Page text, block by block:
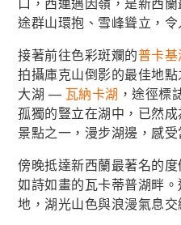
途群山環抱、雪峰聳立，令
接著前往色彩斑斕的普卡基
拍攝庫克山倒影的最佳地
大湖 — 瓦納卡湖 ，途徑標
孤獨的豎立在湖中，已然
景點之一，漫步湖邊，感
傍晚抵達新西蘭最著名的
如詩如畫的瓦卡蒂普湖畔
地，湖光山色與浪漫氣息